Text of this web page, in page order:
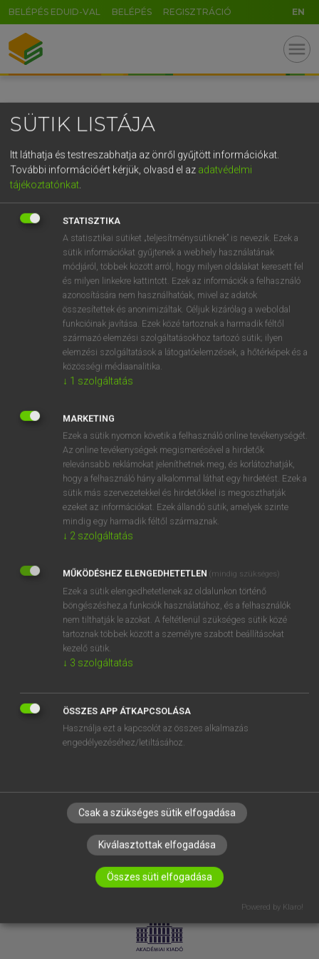
BELÉPÉS EDUID-VAL BELÉPÉS REGISZTRÁCIÓ EN
menu
OOOOPS!
SZOTAR.NET APPLIKÁCIÓ
MICROSOFT OFFICE BŐVÍTMÉNY
BEÉPÜLŐ SZÓTÁRMODUL
ONLINE NYELVVIZSGA
EGYÉNI FELHASZNÁLÓKNAK
TANULÓKNAK
OKTATÁSI INTÉZMÉNYEKNEK
VÁLLALATI MEGOLDÁSOK
RÓLUNK
ELÉRHETŐSÉG
SÜTI BEÁLLÍTÁSOK
LICENCSZERZŐDÉS ADATVÉDELEM
SÜTIK LISTÁJA
Itt láthatja és testreszabhatja az önről gyűjtött információkat.
További információért kérjük, olvasd el az adatvédelmi
tájékoztatónkat
STATISZTIKA
A statisztikai sütiket „teljesítménysütiknek” is nevezik. Ezek a
sütik információkat gyűjtenek a webhely használatának
módjáról, többek között arról, hogy milyen oldalakat keresett fel
és milyen linkekre kattintott. Ezek az információk a felhasználó
azonosítására nem használhatóak, mivel az adatok
összesítettek és anonimizáltak. Céljuk kizárólag a weboldal
funkcióinak javítása. Ezek közé tartoznak a harmadik féltől
származó elemzési szolgáltatásokhoz tartozó sütik; ilyen
elemzési szolgáltatások a látogatóelemzések, a hőtérképek és a
közösségi médiaanalitika.
↓ 1 szolgáltatás
MARKETING
Ezek a sütik nyomon követik a felhasználó online tevékenységét.
Az online tevékenységek megismerésével a hirdetők
relevánsabb reklámokat jeleníthetnek meg, és korlátozhatják,
hogy a felhasználó hány alkalommal láthat egy hirdetést. Ezek a
sütik más szervezetekkel és hirdetőkkel is megoszthatják
ezeket az információkat. Ezek állandó sütik, amelyek szinte
mindig egy harmadik féltől származnak.
↓ 2 szolgáltatás
MŰKÖDÉSHEZ ELENGEDHETETLEN (mindig szükséges)
Ezek a sütik elengedhetetlenek az oldalunkon történő
böngészéshez,a funkciók használatához, és a felhasználók
nem tilthatják le azokat. A feltétlenül szükséges sütik közé
tartoznak többek között a személyre szabott beállításokat
kezelő sütik.
↓ 3 szolgáltatás
ÖSSZES APP ÁTKAPCSOLÁSA
Használja ezt a kapcsolót az összes alkalmazás
engedélyezéséhez/letiltásához.
Csak a szükséges sütik elfogadása
Kiválasztottak elfogadása
Összes süti elfogadása
Powered by Klaro!
GR
5
g h k l
v b n m , . - AltGr